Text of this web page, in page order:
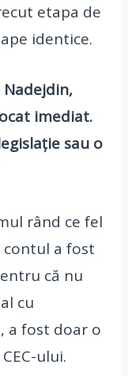
etapa de
identice.
Nadejdin,
imediat.
sau o
rând ce fel
contul a fost
că nu
cu
a fost doar o
ului.